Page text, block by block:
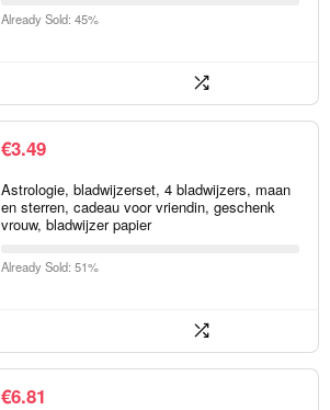
Already Sold: 45%
€3.49
Astrologie, bladwijzerset, 4 bladwijzers, maan
en sterren, cadeau voor vriendin, geschenk
vrouw, bladwijzer papier
Already Sold: 51%
€6.81